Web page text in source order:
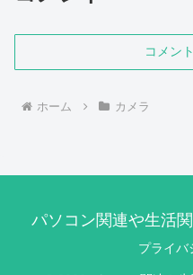
コメン
ホーム カメラ
パソコン関連や生活
プライバ